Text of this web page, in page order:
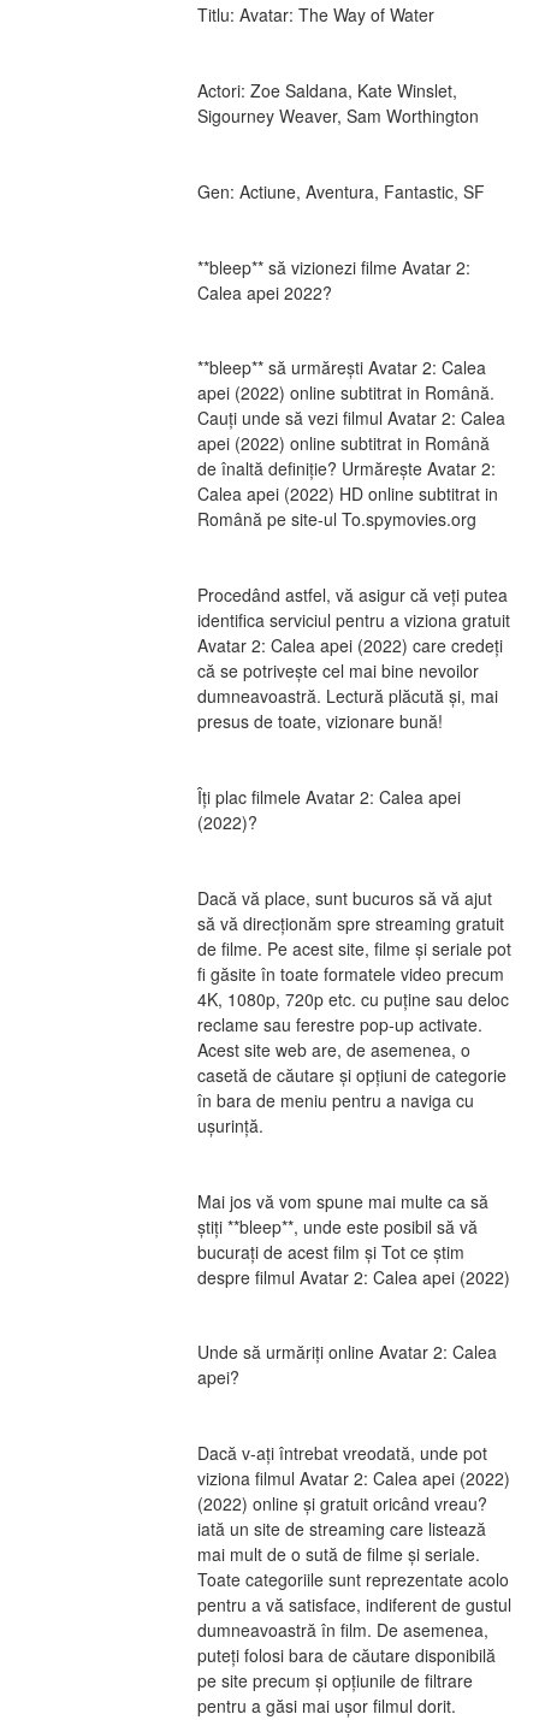
Titlu: Avatar: The Way of Water
Actori: Zoe Saldana, Kate Winslet,
Sigourney Weaver, Sam Worthington
Gen: Actiune, Aventura, Fantastic, SF
**bleep** să vizionezi filme Avatar 2:
Calea apei 2022?
**bleep** să urmărești Avatar 2: Calea
apei (2022) online subtitrat in Română.
Cauți unde să vezi filmul Avatar 2: Calea
apei (2022) online subtitrat in Română
de înaltă definiție? Urmărește Avatar 2:
Calea apei (2022) HD online subtitrat in
Română pe site-ul To.spymovies.org
Procedând astfel, vă asigur că veți putea
identifica serviciul pentru a viziona gratuit
Avatar 2: Calea apei (2022) care credeți
că se potrivește cel mai bine nevoilor
dumneavoastră. Lectură plăcută și, mai
presus de toate, vizionare bună!
Îți plac filmele Avatar 2: Calea apei
(2022)?
Dacă vă place, sunt bucuros să vă ajut
să vă direcționăm spre streaming gratuit
de filme. Pe acest site, filme și seriale pot
fi găsite în toate formatele video precum
4K, 1080p, 720p etc. cu puține sau deloc
reclame sau ferestre pop-up activate.
Acest site web are, de asemenea, o
casetă de căutare și opțiuni de categorie
în bara de meniu pentru a naviga cu
ușurință.
Mai jos vă vom spune mai multe ca să
știți **bleep**, unde este posibil să vă
bucurați de acest film și Tot ce știm
despre filmul Avatar 2: Calea apei (2022)
Unde să urmăriți online Avatar 2: Calea
apei?
Dacă v-ați întrebat vreodată, unde pot
viziona filmul Avatar 2: Calea apei (2022)
(2022) online și gratuit oricând vreau?
iată un site de streaming care listează
mai mult de o sută de filme și seriale.
Toate categoriile sunt reprezentate acolo
pentru a vă satisface, indiferent de gustul
dumneavoastră în film. De asemenea,
puteți folosi bara de căutare disponibilă
pe site precum și opțiunile de filtrare
pentru a găsi mai ușor filmul dorit.